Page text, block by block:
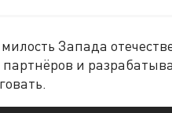
Запада
и